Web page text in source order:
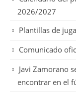
2026/2027
Plantillas de
Comunicado
Javi Zamorano
encontrar en el